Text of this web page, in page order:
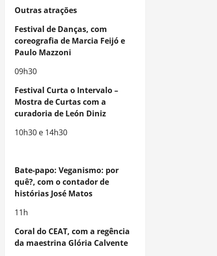
Outras atrações
Festival de Danças, com
coreografia de Marcia Feijó e
Paulo Mazzoni
09h30
Festival Curta o Intervalo –
Mostra de Curtas com a
curadoria de León Diniz
10h30 e 14h30
Bate-papo: Veganismo: por
quê?, com o contador de
histórias José Matos
11h
Coral do CEAT, com a regência
da maestrina Glória Calvente